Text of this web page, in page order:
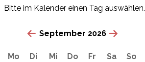
Bitte im Kalender einen Tag auswählen.
September 2026
Mo Di Mi Do Fr Sa So